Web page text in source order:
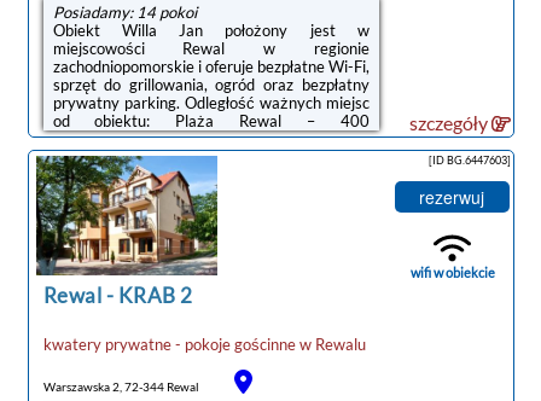
Posiadamy: 14 pokoi
Obiekt Willa Jan położony jest w
miejscowości Rewal w regionie
zachodniopomorskie i oferuje bezpłatne Wi-Fi,
sprzęt do grillowania, ogród oraz bezpłatny
prywatny parking. Odległość ważnych miejsc
od obiektu: Plaża Rewal – 400
m.Wyposażenie obejmuje także lodówkę i
czajnik.Na miejscu serwowane jest śniadanie
w formie bufetu.Odległość ważnych miejsc od
obiektu: PKP Kołobrzeg – 48 km, Molo w
Kołobrzegu – 49 km.Doba hotelowa od
godziny 15:00 do 11:00.Prosimy o
wcześniejsze poinformowanie obiektu o
planowanej godzinie przyjazdu. Aby to zrobić,
możesz wpisać treść prośby ...
szczegóły
Rewal- KRAB 2
kwatery prywatne - pokoje gościnnew Rewalu
Warszawska 2, 72-344 Rewal
[ID BG.6447603]
rezerwuj
wifi w obiekcie